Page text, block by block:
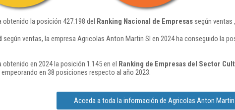
la posición 427.198 del Ranking Nacional de Empresassegún ventas
según ventas, la empresa Agricolas Anton Martin Sl en 2024 ha conseguido la
en 2024 la posición 1.145 en el Ranking de Empresas del Sector
en 38 posiciones respecto al año 2023.
Acceda a toda la información de Agricolas Anton Martin